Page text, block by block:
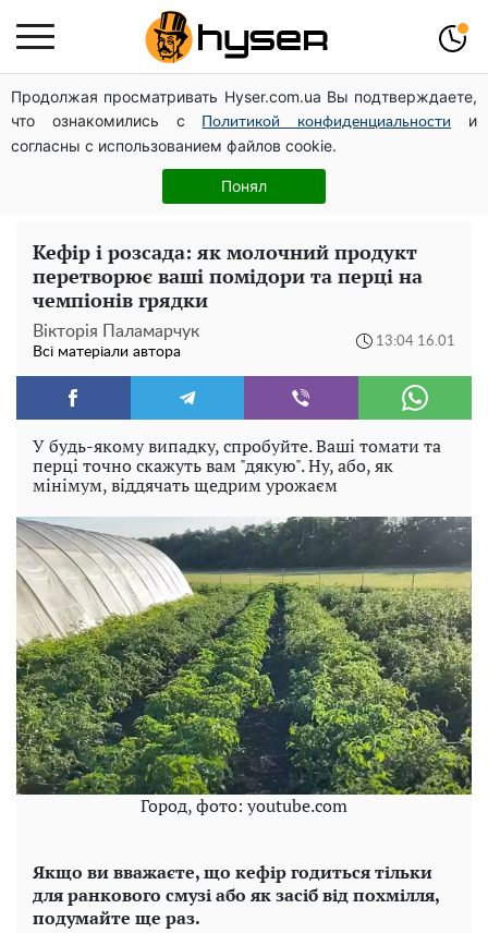
Продолжая просматривать Hyser.com.ua Вы подтверждаете,
что ознакомились с
Политикой конфиденциальности
и
согласны с использованием файлов cookie.
Понял
Українська авіатранспортна асоціація звернулася до
Мінфіну із закликом уніфікувати оподаткування
авіалізингу
Повністю гола Анна Трінчер блиснула "принадами":
таких розмірів ви ще не бачили
Кефір і розсада: як молочний продукт
перетворює ваші помідори та перці на
чемпіонів грядки
Вікторія Паламарчук
Всі матеріали автора
13:04 16.01
У будь-якому випадку, спробуйте. Ваші томати та
перці точно скажуть вам "дякую". Ну, або, як
мінімум, віддячать щедрим урожаєм
Город, фото: youtube.com
Якщо ви вважаєте, що кефір годиться тільки
для ранкового смузі або як засіб від похмілля,
подумайте ще раз.